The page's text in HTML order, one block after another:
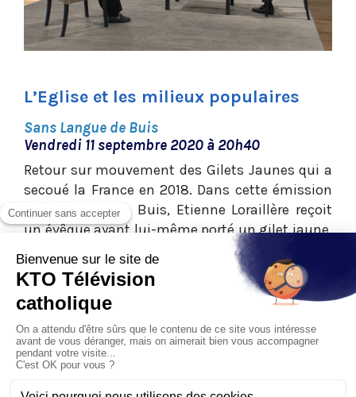
L’Eglise et les milieux populaires
Sans Langue de Buis
Vendredi 11 septembre 2020 à 20h40
Retour sur mouvement des Gilets Jaunes qui a
secoué la France en 2018. Dans cette émission
Sans Langue de Buis, Etienne Loraillère reçoit
un évêque ayant lui-même porté un gilet jaune,
Mgr Bernard Ginoux, évêque de Montauban.
Celui qui est allé à la rencontre des hommes et
des femmes en détresse sur des ronds-points
du Tarn-et-Garonne témoigne de ce qu’il a vécu,
partage son analyse et dialogue avec Christine
Fisset de l’Association Le Rocher, Stéphane
Haar, délégué diocésain à la Mission ouvrière du
diocèse de Lille, le père Daniel Le, vicaire de la